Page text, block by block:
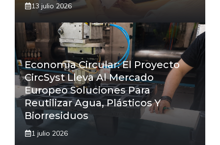
13 julio 2026
Economía Circular: El Proyecto
CircSyst Lleva Al Mercado
Europeo Soluciones Para
Reutilizar Agua, Plásticos Y
Biorresiduos
1 julio 2026